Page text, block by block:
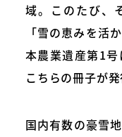
域。このたび、
「雪の恵みを活
本農業遺産第1号
こちらの冊子が発
国内有数の豪雪